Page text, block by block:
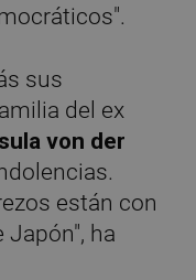
sus
del ex
von der
están con
ha